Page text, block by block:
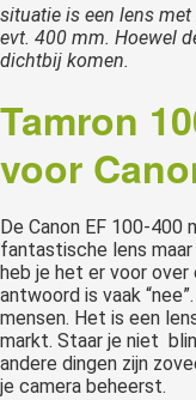
situatie is een lens
evt. 400 mm. Hoewel
dichtbij komen.
Tamron
voor
De Canon EF 100-400
fantastische lens
heb je het er voor
antwoord is vaak
mensen. Het is een
markt. Staar je niet
andere dingen zijn
je camera beheerst.